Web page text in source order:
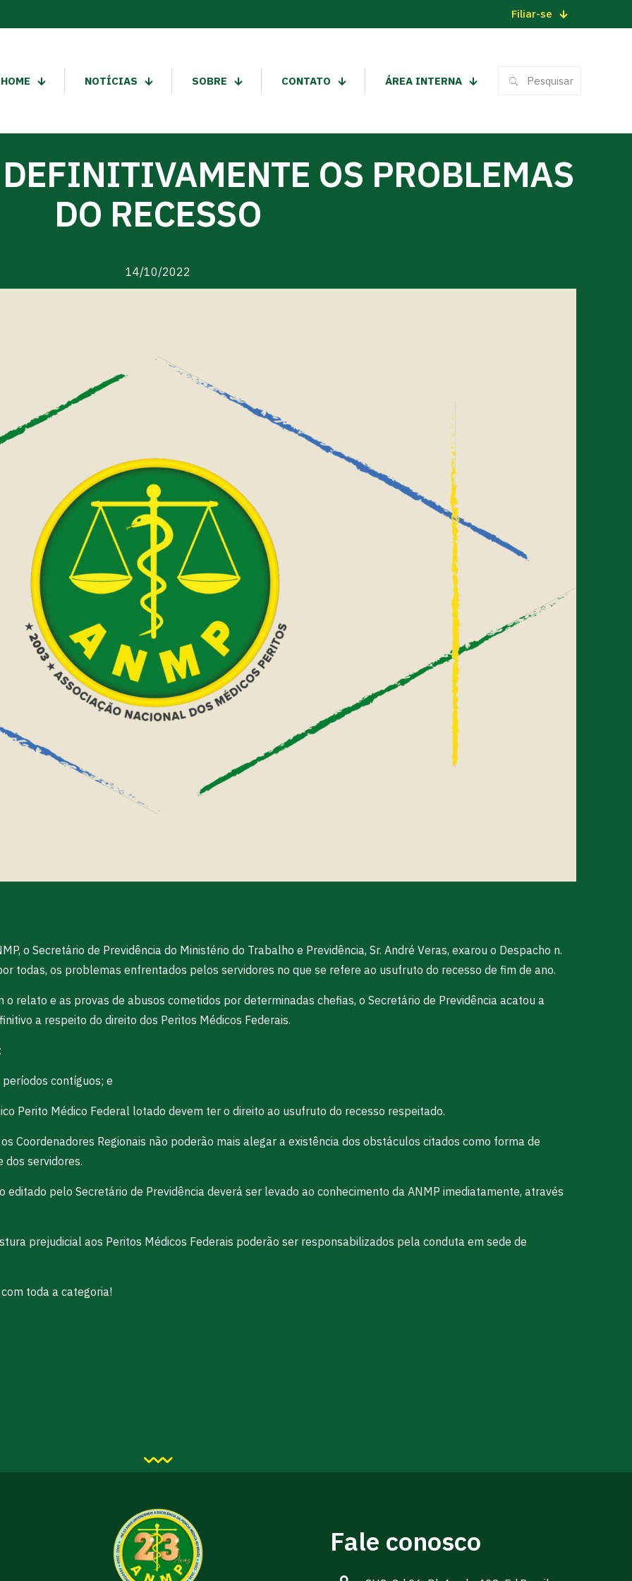
Filiar-se
HOME NOTÍCIAS SOBRE CONTATO ÁREA INTERNA
OS PROBLEMAS
DO RECESSO
14/10/2022
o Secretário de Previdência do Ministério do Trabalho e Previdência, Sr. André Veras, exarou o Despacho n.
todas, os problemas enfrentados pelos servidores no que se refere ao usufruto do recesso de fim de ano.
relato e as provas de abusos cometidos por determinadas chefias, o Secretário de Previdência acatou a
a respeito do direito dos Peritos Médicos Federais.
contíguos; e
Perito Médico Federal lotado devem ter o direito ao usufruto do recesso respeitado.
Coordenadores Regionais não poderão mais alegar a existência dos obstáculos citados como forma de
dos servidores.
pelo Secretário de Previdência deverá ser levado ao conhecimento da ANMP imediatamente, através
prejudicial aos Peritos Médicos Federais poderão ser responsabilizados pela conduta em sede de
toda a categoria!
Fale conosco